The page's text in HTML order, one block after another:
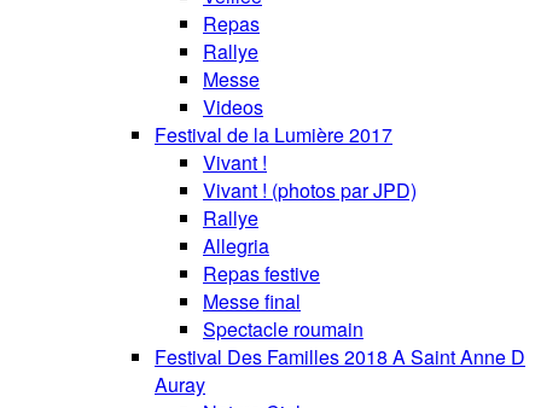
Repas
Rallye
Messe
Videos
Festival de la Lumière 2017
Vivant !
Vivant ! (photos par JPD)
Rallye
Allegria
Repas festive
Messe final
Spectacle roumain
Festival Des Familles 2018 A Saint Anne D
Auray